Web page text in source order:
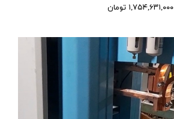
۱,۷۵۴,۶۳۱,۰۰۰ تومان